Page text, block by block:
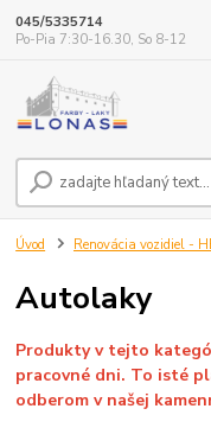
045/5335714
Po-Pia 7:30-16.30, So 8-12
Úvod Renovácia vozidiel -
Autolaky
Produkty v tejto
pracovné dni. To isté
odberom v našej